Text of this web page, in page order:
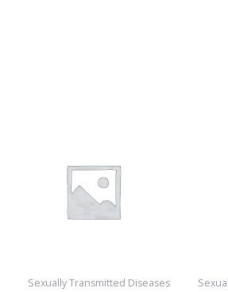
Sexually Transmitted Diseases